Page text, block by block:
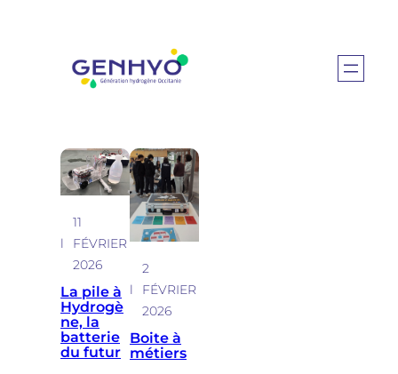
l
11
FÉVRIER
2026
La pile à
Hydrogè
ne, la
batterie
du futur
l
2
FÉVRIER
2026
Boite à
métiers